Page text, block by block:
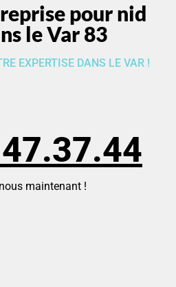
pour nid
le Var 83
EXPERTISE DANS LE VAR !
maintenant !